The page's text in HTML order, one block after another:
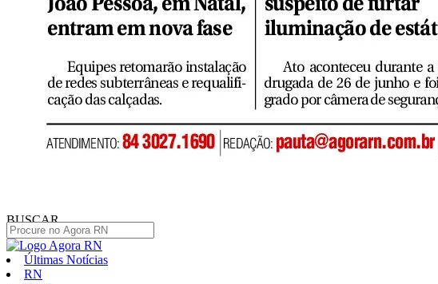
BUSCAR
Últimas Notícias
RN